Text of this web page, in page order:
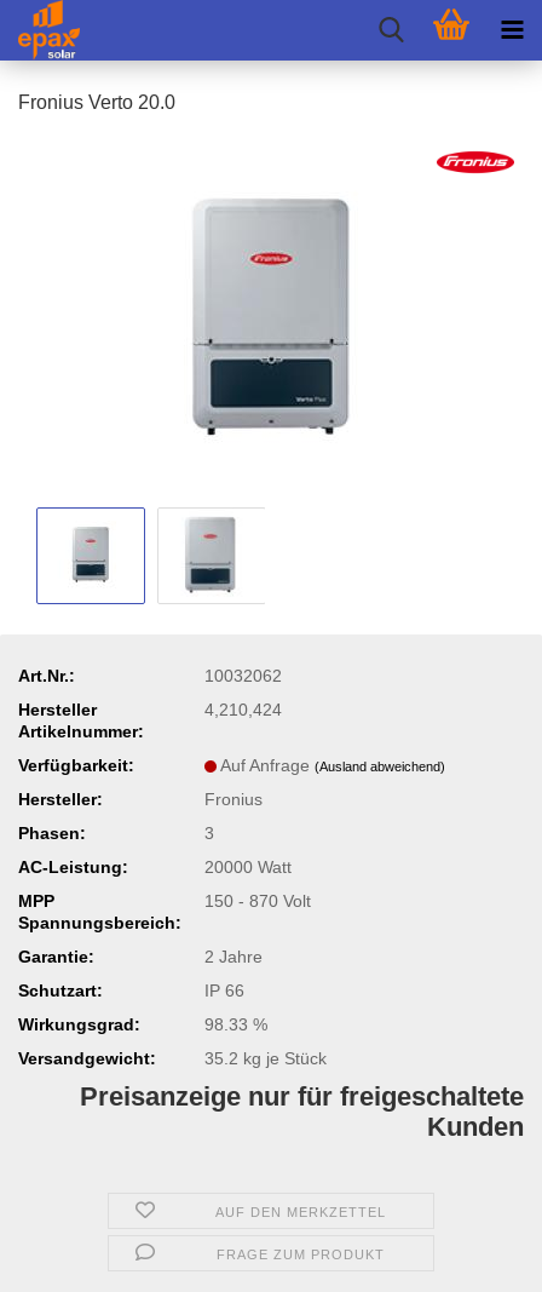
Fro­ni­us Verto 20.0
Art.Nr.:
10032062
Hersteller
Artikelnummer:
4,210,424
Verfügbarkeit: Auf Anfrage (Ausland abweichend)
Hersteller:
Fronius
Phasen:
3
AC-Leistung:
20000 Watt
MPP
Spannungsbereich:
150 - 870 Volt
Garantie:
2 Jahre
Schutzart:
IP 66
Wirkungsgrad:
98.33 %
Versandgewicht:
35.2 kg je Stück
Preisanzeige nur für freigeschaltete
Kunden
AUF DEN MERKZETTEL
FRAGE ZUM PRODUKT